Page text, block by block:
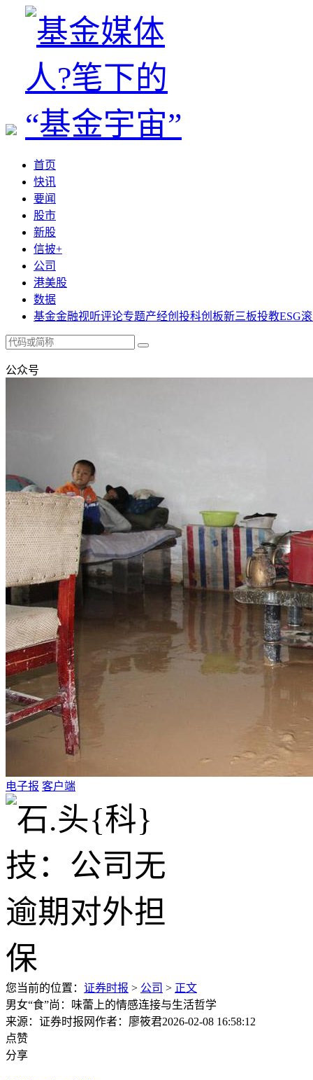
首页
快讯
要闻
股市
新股
信披+
公司
港美股
数据
基金金融视听评论专题产经创投科创板新三板投教ESG
公众号
电子报 客户端
您当前的位置： 证券时报 > 公司 > 正文
男女“食”尚：味蕾上的情感连接与生活哲学
来源：证券时报网作者：廖筱君2026-02-08 16:58:12
点赞
分享